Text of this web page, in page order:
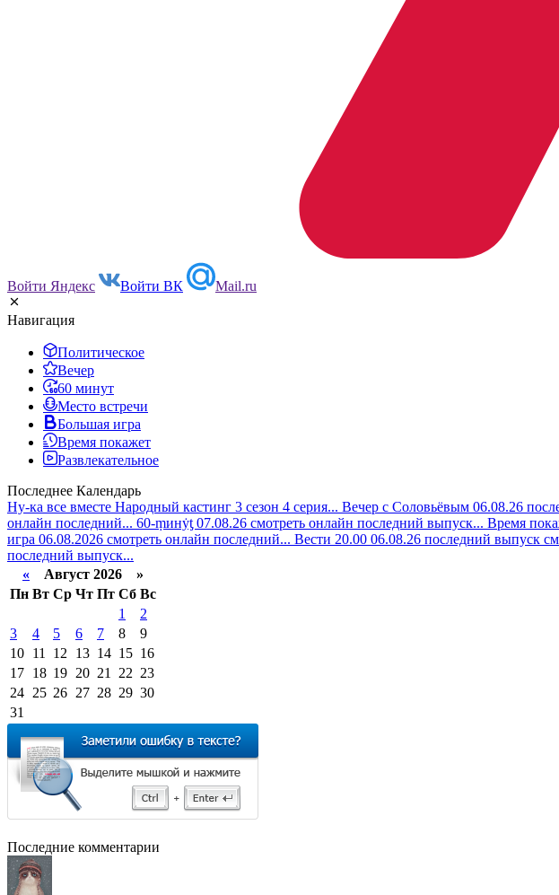
Войти Яндекс Войти ВК Mail.ru
Навигация
Политическое
Вечер
60 минут
Место встречи
Большая игра
Время покажет
Развлекательное
Последнее Календарь
Ну-ка все вместе Народный кастинг 3 сезон 4 серия... Вечер с Соловьёвым 06.08.26
онлайн последний... 60-ṃинẏƫ 07.08.26 смотреть онлайн последний выпуск... Время
игра 06.08.2026 смотреть онлайн последний... Вести 20.00 06.08.26 последний выпуск
последний выпуск...
« Август 2026 »
Пн Вт Ср Чт Пт Сб Вс
1
2
3
4 5 6 7 8
9
10 11 12 13 14 15 16
17 18 19 20 21 22 23
24 25 26 27 28 29 30
31
Последние комментарии